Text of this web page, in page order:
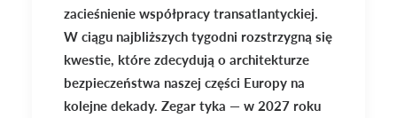
zacieśnienie współpracy transatlantyckiej.
W ciągu najbliższych tygodni rozstrzygną się
kwestie, które zdecydują o architekturze
bezpieczeństwa naszej części Europy na
kolejne dekady. Zegar tyka — w 2027 roku